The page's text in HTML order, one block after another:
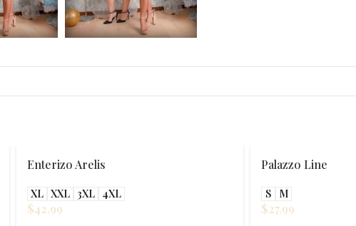
Enterizo Arelis
XL XXL 3XL 4XL
$42.99
Palazzo Line
S M
$27.99